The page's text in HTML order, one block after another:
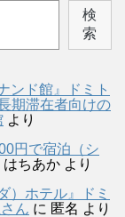
検
索
ンド館』ドミト
期滞在者向けの
より
円で宿泊（シ
はちあか より
）ホテル』ドミ
ん に 匿名 より